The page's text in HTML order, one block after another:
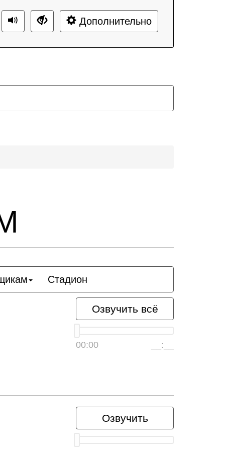
Дополнительно
Стадион
Озвучить всё
00:00 __:__
Озвучить